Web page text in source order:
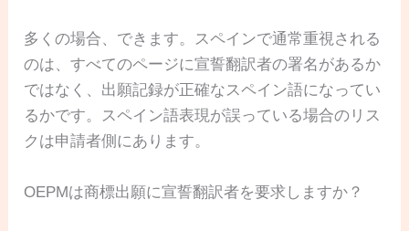
多くの場合、できます。スペインで通常重視される
のは、すべてのページに宣誓翻訳者の署名があるか
ではなく、出願記録が正確なスペイン語になってい
るかです。スペイン語表現が誤っている場合のリス
クは申請者側にあります。
OEPMは商標出願に宣誓翻訳者を要求しますか？